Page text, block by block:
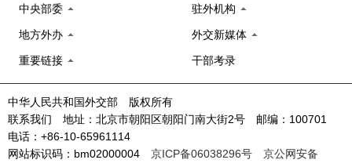
中央部委 驻外机构
地方外办 外交新媒体
重要链接 干部考录
中华人民共和国外交部 版权所有
联系我们 地址：北京市朝阳区朝阳门南大街2号 邮编：100701
电话：+86-10-65961114
网站标识码：bm02000004 京ICP备06038296号
京公网安备